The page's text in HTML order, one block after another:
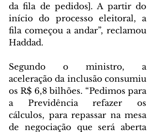
da fila de pedidos]. A partir do
início do processo eleitoral, a
fila começou a andar”, reclamou
Haddad.
Segundo o ministro, a
aceleração da inclusão consumiu
os R$ 6,8 bilhões. “Pedimos para
a Previdência refazer os
cálculos, para repassar na mesa
de negociação que será aberta